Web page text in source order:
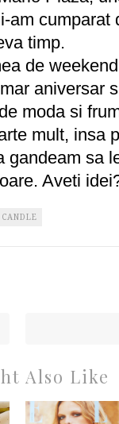
am cumparat
timp.
de
aniversar
moda si
mult, insa
gandeam sa
Aveti
Also Like